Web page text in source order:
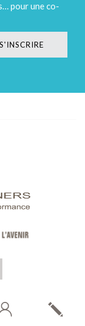
pour une co-